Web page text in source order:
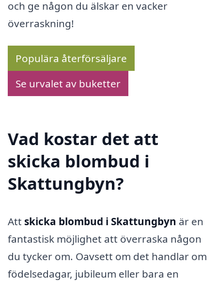
och ge någon du älskar en vacker
överraskning!
Populära återförsäljare
Se urvalet av buketter
Vad kostar det att
skicka blombud i
Skattungbyn?
Att skicka blombud i Skattungbyn är en
fantastisk möjlighet att överraska någon
du tycker om. Oavsett om det handlar om
födelsedagar, jubileum eller bara en